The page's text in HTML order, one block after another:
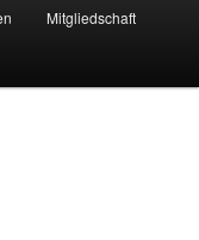
Mitgliedschaft